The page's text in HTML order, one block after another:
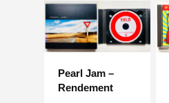
Pearl Jam –
Rendement